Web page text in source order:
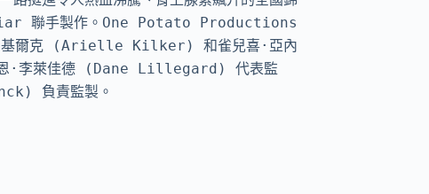
聯手製作。One Potato Productions
·基爾克 (Arielle Kilker) 和雀兒喜·亞內
李萊佳德 (Dane Lillegard) 代表監
負責監製。